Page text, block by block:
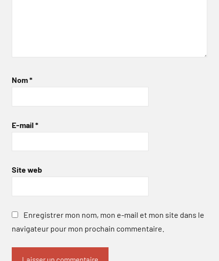
Nom*
E-mail *
Site web
Enregistrer mon nom, mon e-mail et mon site dans le
navigateur pour mon prochain commentaire.